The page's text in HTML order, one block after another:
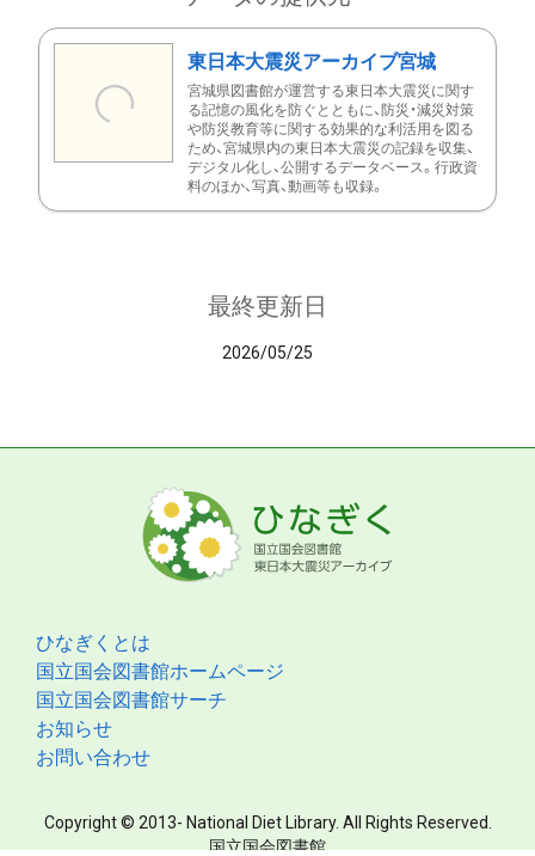
東日本大震災アーカイブ宮城
宮城県図書館が運営する東日本大震災に関す
る記憶の風化を防ぐとともに、防災・減災対策
や防災教育等に関する効果的な利活用を図る
ため、宮城県内の東日本大震災の記録を収集、
デジタル化し、公開するデータベース。行政資
料のほか、写真、動画等も収録。
最終更新日
2026/05/25
ひなぎくとは
国立国会図書館ホームページ
国立国会図書館サーチ
お知らせ
お問い合わせ
Copyright © 2013- National Diet Library. All Rights Reserved.